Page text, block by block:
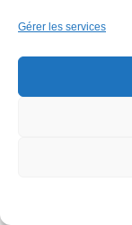
Gérer les services